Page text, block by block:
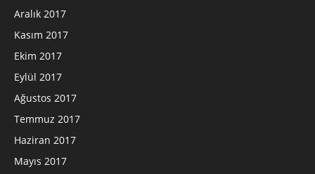
Aralık 2017
Kasım 2017
Ekim 2017
Eylül 2017
Ağustos 2017
Temmuz 2017
Haziran 2017
Mayıs 2017